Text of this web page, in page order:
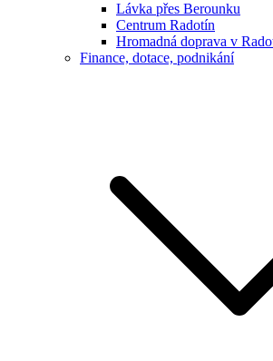
Lávka přes Berounku
Centrum Radotín
Hromadná doprava v
Finance, dotace, podnikání